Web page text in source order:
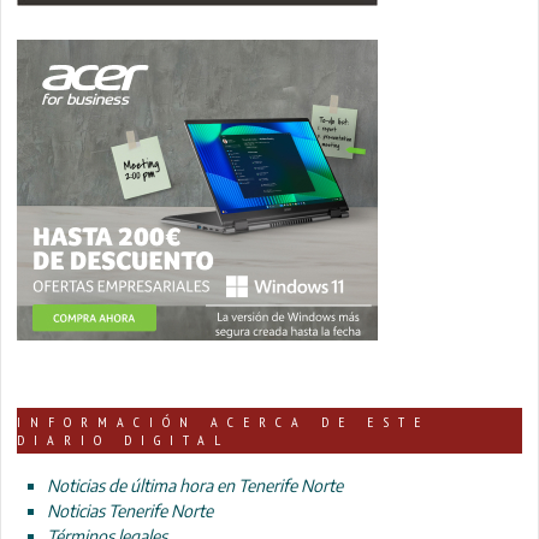
INFORMACIÓN ACERCA DE ESTE
DIARIO DIGITAL
Noticias de última hora en Tenerife Norte
Noticias Tenerife Norte